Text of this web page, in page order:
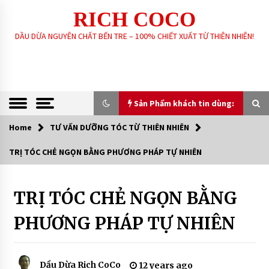
content
RICH COCO
DẦU DỪA NGUYÊN CHẤT BẾN TRE – 100% CHIẾT XUẤT TỪ THIÊN NHIÊN!
Sản Phẩm khách tin dùng:
Sản Phẩm khách tin dùng:
THEO YÊU CẦU
6 years ago
DẦU DỪA NGUYÊN CHẤT – RICH COCO
XÀ PHÒNG SINH DƯỢC THIÊN NHIÊN – RICH
Home TƯ VẤN DƯỠNG TÓC TỪ THIÊN NHIÊN
TRỊ TÓC CHẺ NGỌN BẰNG PHƯƠNG PHÁP TỰ NHIÊN
TƯ VẤN
DƯỠNG
TỪ
THIÊN
TRỊ TÓC CHẺ NGỌN BẰNG
PHƯƠNG PHÁP TỰ NHIÊN
Dầu Dừa Rich CoCo 12 years ago